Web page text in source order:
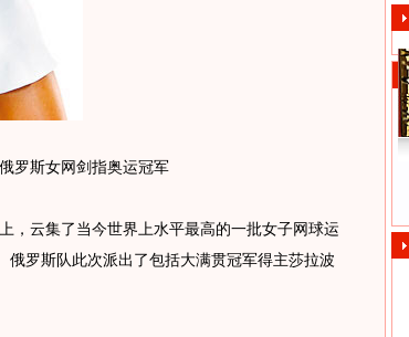
斯女网剑指奥运冠军
，云集了当今世界上水平最高的一批女子网球运
俄罗斯队此次派出了包括大满贯冠军得主莎拉波